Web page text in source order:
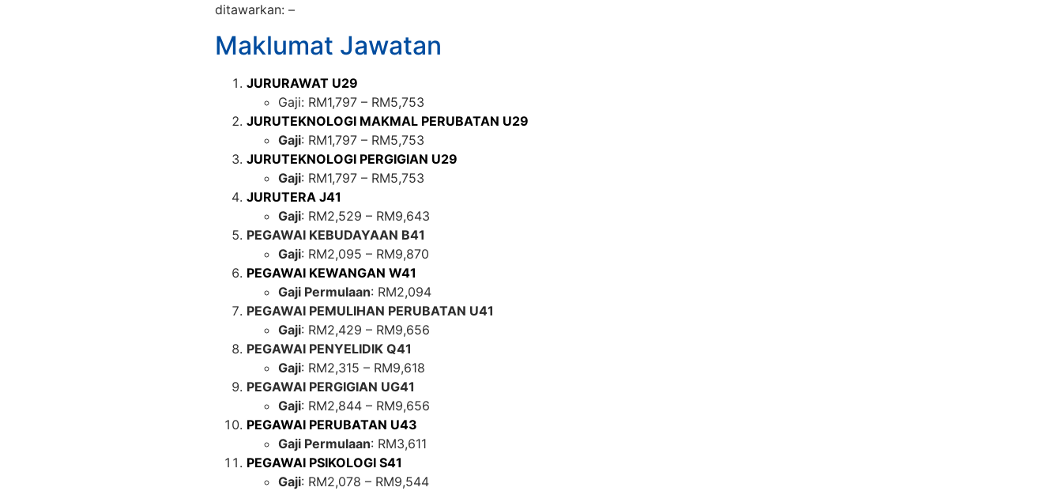
ditawarkan: –
Maklumat Jawatan
JURURAWAT U29
Gaji: RM1,797 – RM5,753
JURUTEKNOLOGI MAKMAL PERUBATAN U29
Gaji: RM1,797 – RM5,753
JURUTEKNOLOGI PERGIGIAN U29
Gaji: RM1,797 – RM5,753
JURUTERA J41
Gaji: RM2,529 – RM9,643
PEGAWAI KEBUDAYAAN B41
Gaji: RM2,095 – RM9,870
PEGAWAI KEWANGAN W41
Gaji Permulaan: RM2,094
PEGAWAI PEMULIHAN PERUBATAN U41
Gaji: RM2,429 – RM9,656
PEGAWAI PENYELIDIK Q41
Gaji: RM2,315 – RM9,618
PEGAWAI PERGIGIAN UG41
Gaji: RM2,844 – RM9,656
PEGAWAI PERUBATAN U43
Gaji Permulaan: RM3,611
PEGAWAI PSIKOLOGI S41
Gaji: RM2,078 – RM9,544